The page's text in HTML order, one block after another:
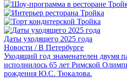
Даты уходящего 2025 года
Новости / В Петербурге
Уходящий год знаменателен двумя
исполнилось 65 лет Римской
рождения Ю.С. Тюкалова.